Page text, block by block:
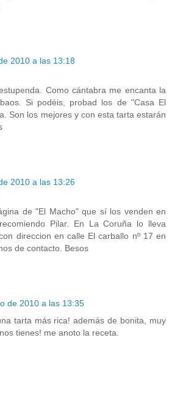
2010 a las 13:18
Como cántabra me encanta la
Si podéis, probad los de "Casa El
Son los mejores y con esta tarta estarán
2010 a las 13:26
de "El Macho" que sí los venden en
Pilar. En La Coruña lo lleva
direccion en calle El carballo nº 17 en
de contacto. Besos
de 2010 a las 13:35
tarta más rica! además de bonita, muy
tienes! me anoto la receta.